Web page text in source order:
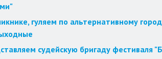
гуляем по альтернативному
судейскую бригаду фестиваля